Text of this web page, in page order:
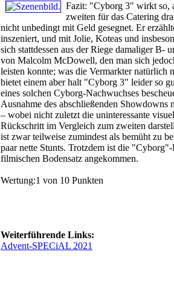
Fazit: "Cyborg 3" wirkt so,
zweiten für das Catering
nicht unbedingt mit Geld gesegnet. Er
inszeniert, und mit Jolie, Koteas und
sich stattdessen aus der Riege damaliger B-
von Malcolm McDowell, den man sich
leisten konnte; was die Vermarkter
bietet einem aber halt "Cyborg 3" leider so
eines solchen Cyborg-Nachwuchses
Ausnahme des abschließenden
– wobei nicht zuletzt die uninteressante
Rückschritt im Vergleich zum zweiten
ist zwar teilweise zumindest als bemüht zu
paar nette Stunts. Trotzdem ist die
filmischen Bodensatz angekommen.
Wertung:1 von 10 Punkten
Weiterführende Links:
Advent-SPECiAL 2021